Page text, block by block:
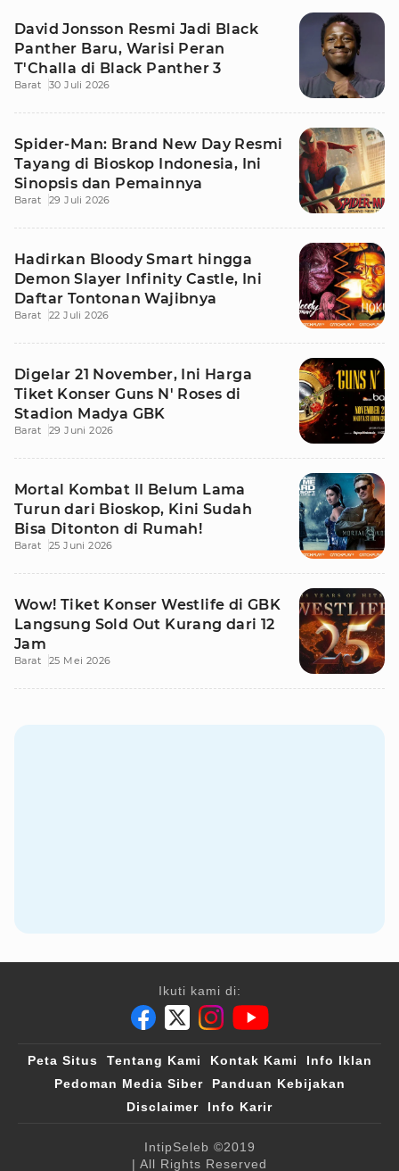
David Jonsson Resmi Jadi Black
Panther Baru, Warisi Peran
T'Challa di Black Panther 3
Barat 30 Juli 2026
Spider-Man: Brand New Day Resmi
Tayang di Bioskop Indonesia, Ini
Sinopsis dan Pemainnya
Barat 29 Juli 2026
Hadirkan Bloody Smart hingga
Demon Slayer Infinity Castle, Ini
Daftar Tontonan Wajibnya
Barat 22 Juli 2026
Digelar 21 November, Ini Harga
Tiket Konser Guns N' Roses di
Stadion Madya GBK
Barat 29 Juni 2026
Mortal Kombat II Belum Lama
Turun dari Bioskop, Kini Sudah
Bisa Ditonton di Rumah!
Barat 25 Juni 2026
Wow! Tiket Konser Westlife di GBK
Langsung Sold Out Kurang dari 12
Jam
Barat 25 Mei 2026
Ikuti kami di:
Peta Situs Tentang Kami Kontak Kami
Info Iklan
Pedoman Media Siber
Panduan Kebijakan
Disclaimer
Info Karir
IntipSeleb ©2019
| All Rights Reserved